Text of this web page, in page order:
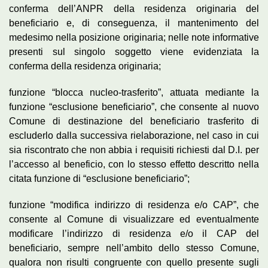
conferma dell’ANPR della residenza originaria del
beneficiario e, di conseguenza, il mantenimento del
medesimo nella posizione originaria; nelle note informative
presenti sul singolo soggetto viene evidenziata la
conferma della residenza originaria;
funzione “blocca nucleo-trasferito”, attuata mediante la
funzione “esclusione beneficiario”, che consente al nuovo
Comune di destinazione del beneficiario trasferito di
escluderlo dalla successiva rielaborazione, nel caso in cui
sia riscontrato che non abbia i requisiti richiesti dal D.I. per
l’accesso al beneficio, con lo stesso effetto descritto nella
citata funzione di “esclusione beneficiario”;
funzione “modifica indirizzo di residenza e/o CAP”, che
consente al Comune di visualizzare ed eventualmente
modificare l’indirizzo di residenza e/o il CAP del
beneficiario, sempre nell’ambito dello stesso Comune,
qualora non risulti congruente con quello presente sugli